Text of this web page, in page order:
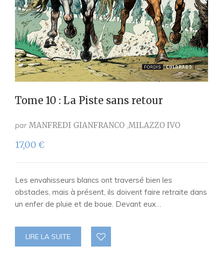
Tome 10 : La Piste sans retour
par MANFREDI GIANFRANCO MILAZZO IVO
17,00 €
Les envahisseurs blancs ont traversé bien les
obstacles, mais à présent, ils doivent faire retraite dans
un enfer de pluie et de boue. Devant eux…
LIRE LA SUITE